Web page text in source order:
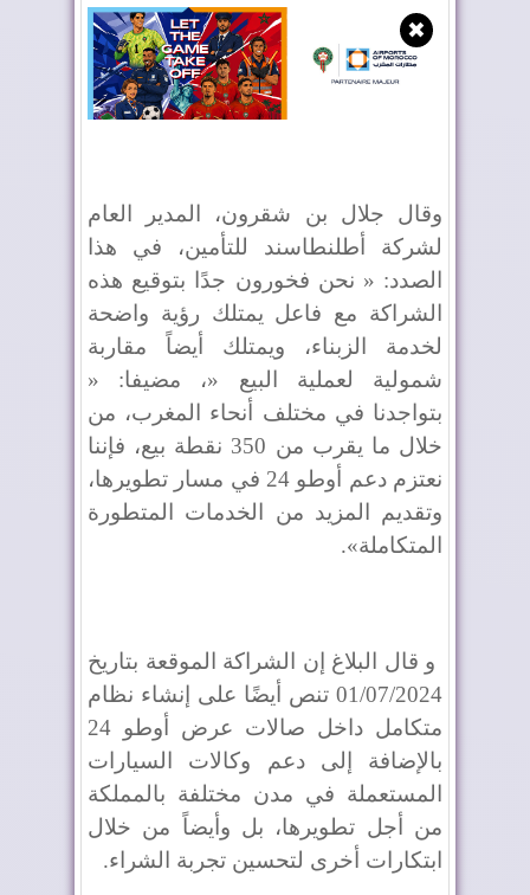
✖
وقال جلال بن شقرون، المدير العام
لشركة أطلنطاسند للتأمين، في هذا
الصدد: « نحن فخورون جدًا بتوقيع هذه
الشراكة مع فاعل يمتلك رؤية واضحة
لخدمة الزبناء، ويمتلك أيضاً مقاربة
شمولية لعملية البيع «، مضيفا: «
بتواجدنا في مختلف أنحاء المغرب، من
خلال ما يقرب من 350 نقطة بيع، فإننا
نعتزم دعم أوطو 24 في مسار تطويرها،
وتقديم المزيد من الخدمات المتطورة
المتكاملة».
و قال البلاغ إن الشراكة الموقعة بتاريخ
01/07/2024 تنص أيضًا على إنشاء نظام
متكامل داخل صالات عرض أوطو 24
بالإضافة إلى دعم وكالات السيارات
المستعملة في مدن مختلفة بالمملكة
من أجل تطويرها، بل وأيضاً من خلال
ابتكارات أخرى لتحسين تجربة الشراء.